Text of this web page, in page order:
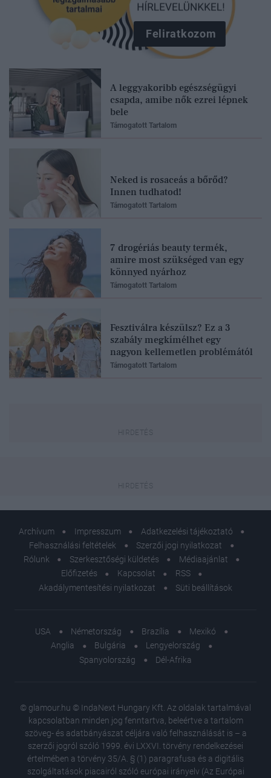
Feliratkozom
A leggyakoribb egészségügyi
csapda, amibe nők ezrei lépnek
bele
Támogatott Tartalom
Neked is rosaceás a bőrőd?
Innen tudhatod!
Támogatott Tartalom
7 drogériás beauty termék,
amire most szükséged van egy
könnyed nyárhoz
Támogatott Tartalom
Fesztiválra készülsz? Ez a 3
szabály megkímélhet egy
nagyon kellemetlen problémától
Támogatott Tartalom
Archívum Impresszum
Adatkezelési tájékoztató
Felhasználási feltételek
Szerzői jogi nyilatkozat
Rólunk
Szerkesztőségi küldetés
Médiaajánlat
Előfizetés
Kapcsolat
RSS
Akadálymentesítési nyilatkozat
Süti beállítások
USA Németország Brazília
Mexikó
Anglia
Bulgária
Lengyelország
Spanyolország
Dél-Afrika
© glamour.hu © IndaNext Hungary Kft. Az oldalak tartalmával
kapcsolatban minden jog fenntartva, beleértve a tartalom
szöveg- és adatbányászat céljára való felhasználását is – a
szerzői jogról szóló 1999. évi LXXVI. törvény rendelkezései
értelmében a törvény 35/A. § (1) paragrafusa és a digitális
szolgáltatások piacairól szóló európai irányelv (Az Európai